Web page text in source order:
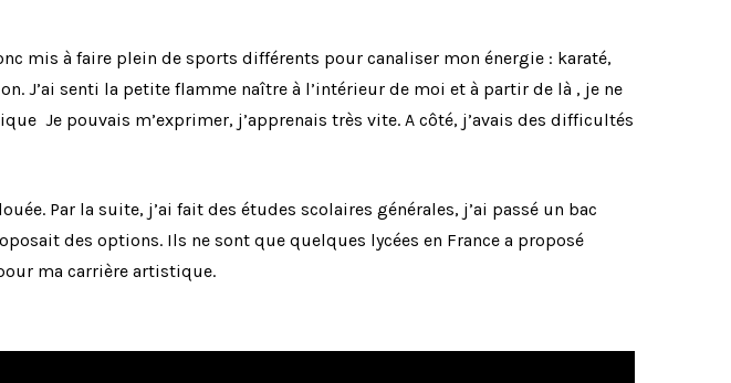
mis à faire plein de sports différents pour canaliser mon énergie : karaté,
J’ai senti la petite flamme naître à l’intérieur de moi et à partir de là , je ne
Je pouvais m’exprimer, j’apprenais très vite. A côté, j’avais des difficultés
Par la suite, j’ai fait des études scolaires générales, j’ai passé un bac
des options. Ils ne sont que quelques lycées en France a proposé
ma carrière artistique.